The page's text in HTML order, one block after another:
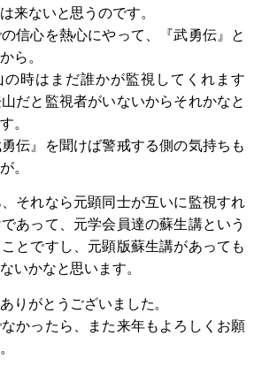
来ないと思うのです。
信心を熱心にやって、『武勇伝』と
ら。
時はまだ誰かが監視してくれます
だと監視者がいないからそれかなと
。
伝』を聞けば警戒する側の気持ちも
。
それなら元顕同士が互いに監視すれ
あって、元学会員達の蘇生講という
とですし、元顕版蘇生講があっても
いかなと思います。
りがとうございました。
かったら、また来年もよろしくお願